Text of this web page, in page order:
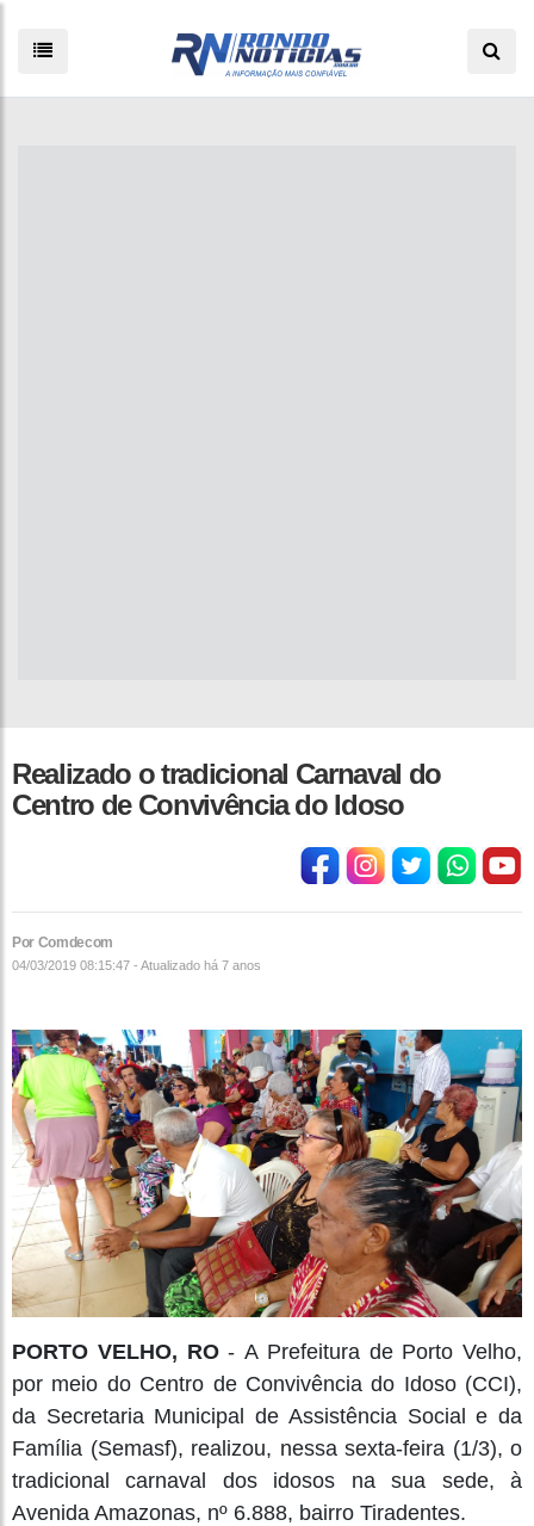
Realizado o tradicional Carnaval do
Centro de Convivência do Idoso
Por Comdecom
04/03/2019 08:15:47 - Atualizado há 7 anos
PORTO VELHO, RO- A Prefeitura de Porto Velho,
por meio do Centro de Convivência do Idoso (CCI),
da Secretaria Municipal de Assistência Social e da
Família (Semasf), realizou, nessa sexta-feira (1/3), o
tradicional carnaval dos idosos na sua sede, à
Avenida Amazonas, nº 6.888, bairro Tiradentes.